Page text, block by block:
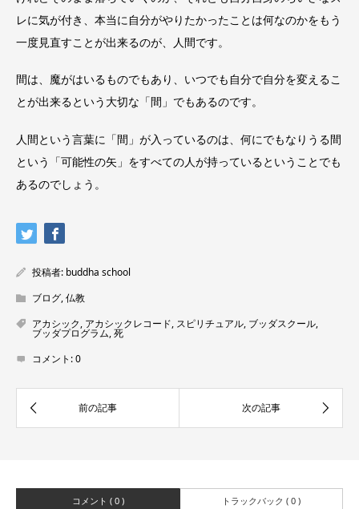
レに気が付き、本当に自分がやりたかったことは何なのかをもう
一度見直すことが出来るのが、人間です。
間は、魔がはいるものでもあり、いつでも自分で自分を変えるこ
とが出来るという大切な「間」でもあるのです。
人間という言葉に「間」が入っているのは、何にでもなりうる間
という「可能性の矢」をすべての人が持っているということでも
あるのでしょう。
投稿者: buddha school
ブログ,仏教
アカシック, アカシックレコード, スピリチュアル, ブッダスクール,
ブッダプログラム,死
コメント:0
コメント ( 0 ) トラックバック ( 0 )